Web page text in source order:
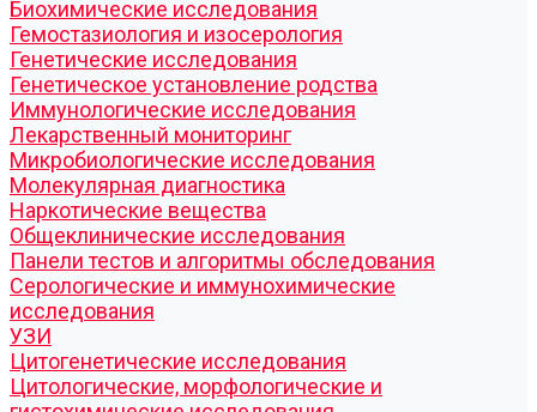
Биохимические исследования
Гемостазиология и изосерология
Генетические исследования
Генетическое установление родства
Иммунологические исследования
Лекарственный мониторинг
Микробиологические исследования
Молекулярная диагностика
Наркотические вещества
Общеклинические исследования
Панели тестов и алгоритмы обследования
Серологические и иммунохимические
исследования
УЗИ
Цитогенетические исследования
Цитологические, морфологические и